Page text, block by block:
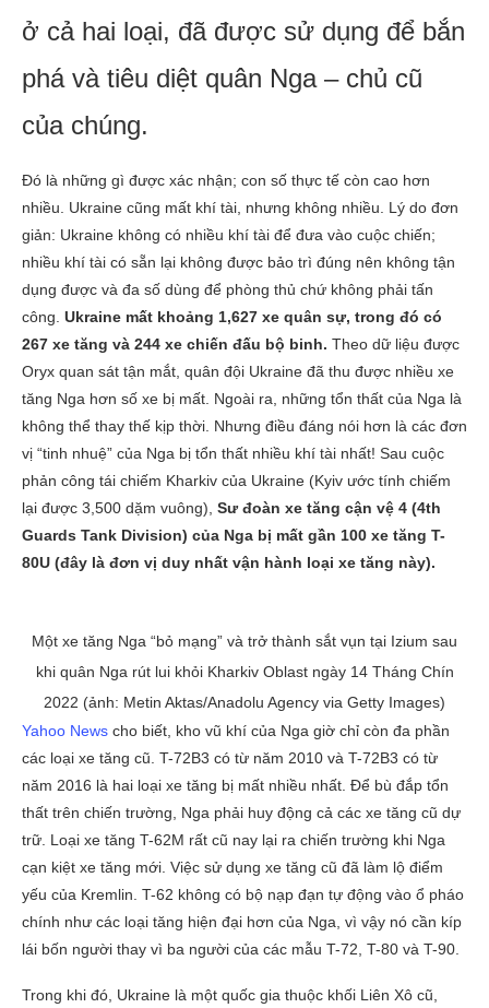
ở cả hai loại, đã được sử dụng để bắn
phá và tiêu diệt quân Nga – chủ cũ
của chúng.
Đó là những gì được xác nhận; con số thực tế còn cao hơn
nhiều. Ukraine cũng mất khí tài, nhưng không nhiều. Lý do đơn
giản: Ukraine không có nhiều khí tài để đưa vào cuộc chiến;
nhiều khí tài có sẵn lại không được bảo trì đúng nên không tận
dụng được và đa số dùng để phòng thủ chứ không phải tấn
công. Ukraine mất khoảng 1,627 xe quân sự, trong đó có
267 xe tăng và 244 xe chiến đấu bộ binh. Theo dữ liệu được
Oryx quan sát tận mắt, quân đội Ukraine đã thu được nhiều xe
tăng Nga hơn số xe bị mất. Ngoài ra, những tổn thất của Nga là
không thể thay thế kịp thời. Nhưng điều đáng nói hơn là các đơn
vị “tinh nhuệ” của Nga bị tổn thất nhiều khí tài nhất! Sau cuộc
phản công tái chiếm Kharkiv của Ukraine (Kyiv ước tính chiếm
lại được 3,500 dặm vuông), Sư đoàn xe tăng cận vệ 4 (4th
Guards Tank Division) của Nga bị mất gần 100 xe tăng T-
80U (đây là đơn vị duy nhất vận hành loại xe tăng này).
Một xe tăng Nga “bỏ mạng” và trở thành sắt vụn tại Izium sau
khi quân Nga rút lui khỏi Kharkiv Oblast ngày 14 Tháng Chín
2022 (ảnh: Metin Aktas/Anadolu Agency via Getty Images)
Yahoo News cho biết, kho vũ khí của Nga giờ chỉ còn đa phần
các loại xe tăng cũ. T-72B3 có từ năm 2010 và T-72B3 có từ
năm 2016 là hai loại xe tăng bị mất nhiều nhất. Để bù đắp tổn
thất trên chiến trường, Nga phải huy động cả các xe tăng cũ dự
trữ. Loại xe tăng T-62M rất cũ nay lại ra chiến trường khi Nga
cạn kiệt xe tăng mới. Việc sử dụng xe tăng cũ đã làm lộ điểm
yếu của Kremlin. T-62 không có bộ nạp đạn tự động vào ổ pháo
chính như các loại tăng hiện đại hơn của Nga, vì vậy nó cần kíp
lái bốn người thay vì ba người của các mẫu T-72, T-80 và T-90.
Trong khi đó, Ukraine là một quốc gia thuộc khối Liên Xô cũ,